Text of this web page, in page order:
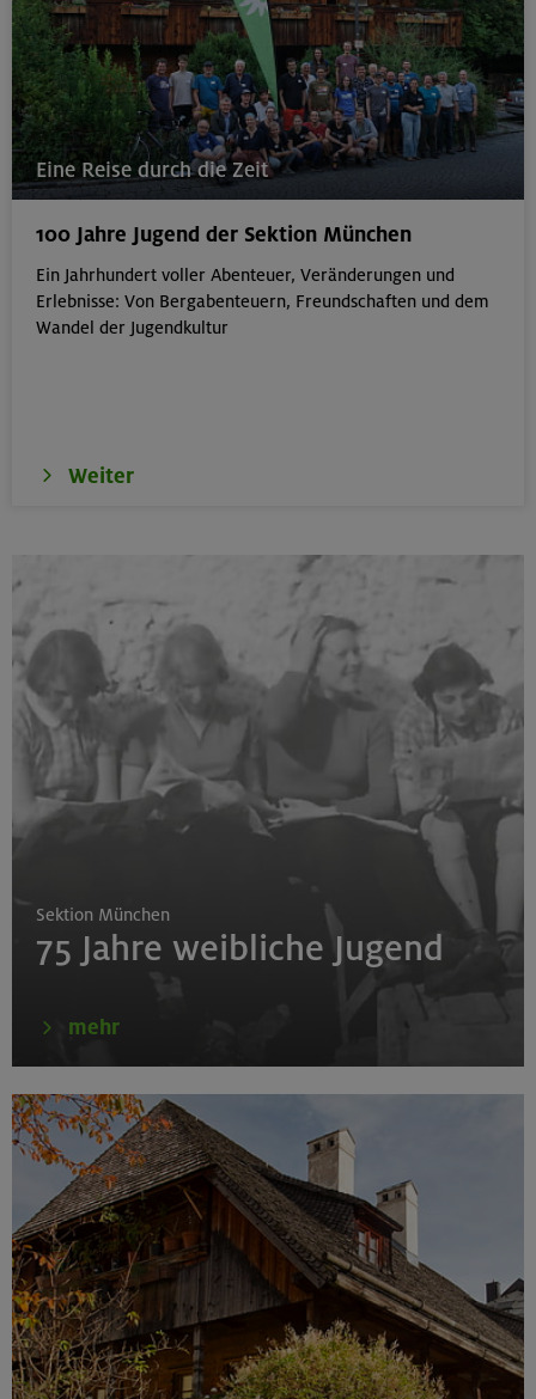
Eine Reise durch die Zeit
100 Jahre Jugend der Sektion München
Ein Jahrhundert voller Abenteuer, Veränderungen und
Erlebnisse: Von Bergabenteuern, Freundschaften und dem
Wandel der Jugendkultur
Weiter
Sektion München
75 Jahre weibliche Jugend
mehr